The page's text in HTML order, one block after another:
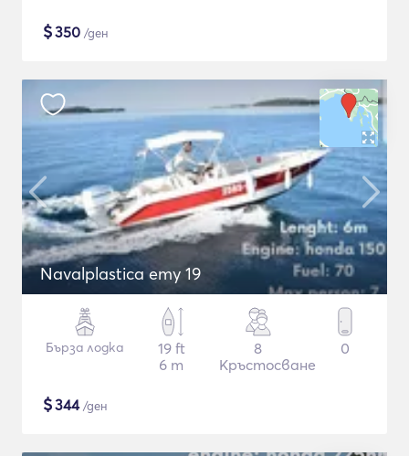
$350 /ден
Navalplastica emy 19
Бърза лодка
19 ft
6 m
8
Кръстосване
0
$344/ден